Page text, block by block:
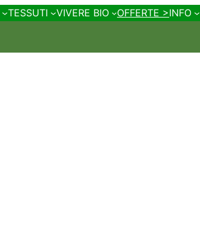
TESSUTI VIVERE BIO OFFERTE >INFO